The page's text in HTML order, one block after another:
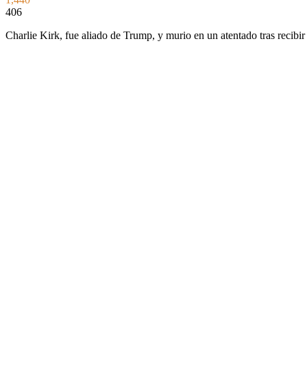
406
Charlie Kirk, fue aliado de Trump, y murio en un atentado tras